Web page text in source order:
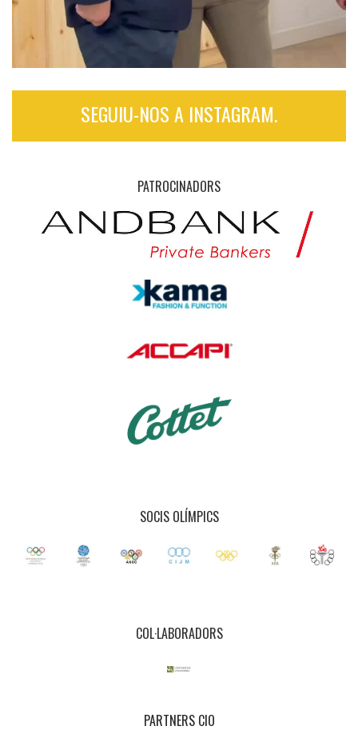
SEGUIU-NOS A INSTAGRAM.
PATROCINADORS
SOCIS OLÍMPICS
COL·LABORADORS
PARTNERS CIO